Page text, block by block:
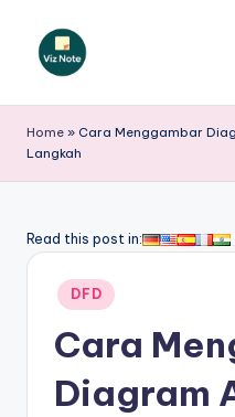
iz
N
t
Home » Cara Menggambar
Langkah
Read this post in:
Posted
in
DFD
Cara
Diagram